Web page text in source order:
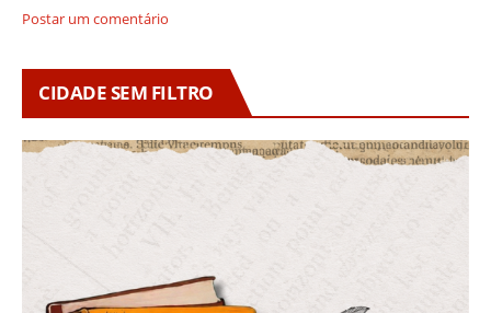
Postar um comentário
CIDADE SEM FILTRO